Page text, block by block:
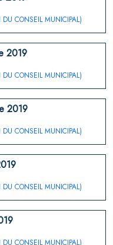
CONSEIL MUNICIPAL)
2019
CONSEIL MUNICIPAL)
2019
CONSEIL MUNICIPAL)
CONSEIL MUNICIPAL)
CONSEIL MUNICIPAL)